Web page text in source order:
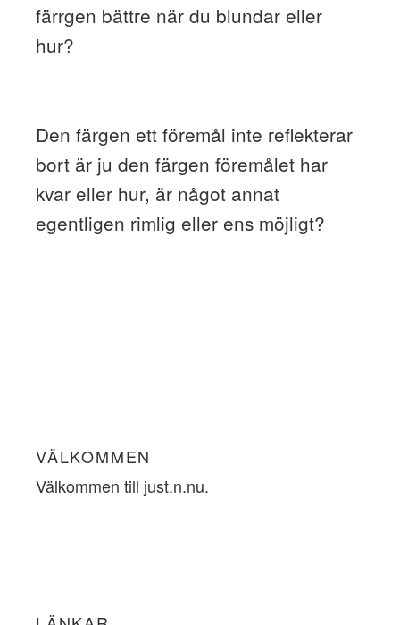
färrgen bättre när du blundar eller
hur?
Den färgen ett föremål inte reflekterar
bort är ju den färgen föremålet har
kvar eller hur, är något annat
egentligen rimlig eller ens möjligt?
VÄLKOMMEN
Välkommen till just.n.nu.